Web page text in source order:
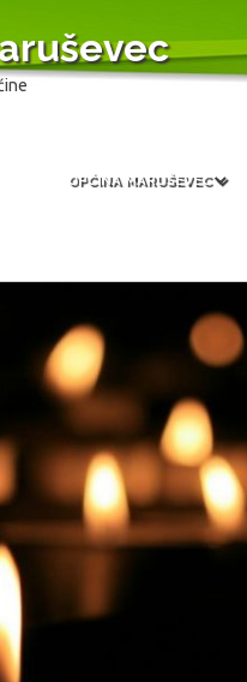
OPĆINA MARUŠEVEC